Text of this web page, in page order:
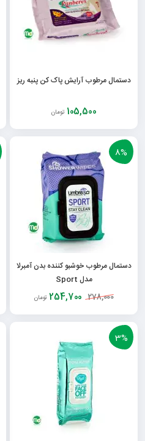
دستمال مرطوب آرایش پاک کن پنبه ریز
105,500 تومان
8%
دستمال مرطوب خوشبو کننده بدن آمبرلا
مدل Sport
278,000
254,700 تومان
3%